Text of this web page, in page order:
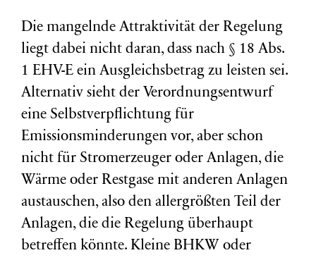
Die mangelnde Attraktivität der Regelung
liegt dabei nicht daran, dass nach § 18 Abs.
1 EHV-E ein Ausgleichsbetrag zu leisten sei.
Alternativ sieht der Verordnungsentwurf
eine Selbstverpflichtung für
Emissionsminderungen vor, aber schon
nicht für Stromerzeuger oder Anlagen, die
Wärme oder Restgase mit anderen Anlagen
austauschen, also den allergrößten Teil der
Anlagen, die die Regelung überhaupt
betreffen könnte. Kleine BHKW oder